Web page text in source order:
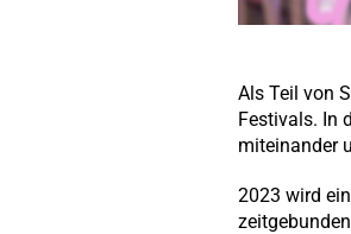
Als Teil von
Festivals. In
miteinander
2023 wird